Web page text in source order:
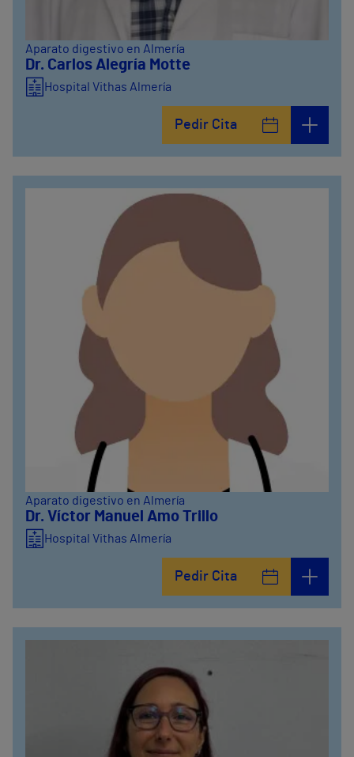
Aparato digestivo en Almería
Dr. Carlos Alegría Motte
Hospital Vithas Almería
Pedir Cita
Aparato digestivo en Almería
Dr. Víctor Manuel Amo Trillo
Hospital Vithas Almería
Pedir Cita